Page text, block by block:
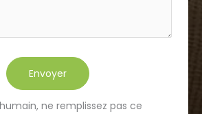
Envoyer
ne remplissez pas ce